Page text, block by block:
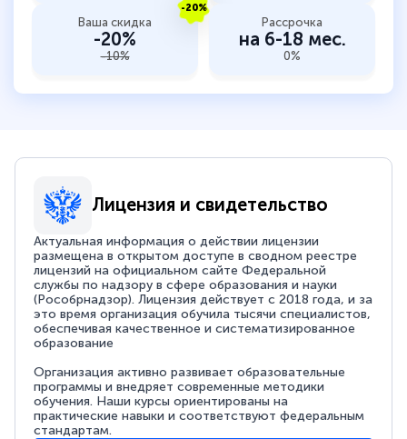
-20%
Ваша скидка
-20%
-10%
Рассрочка
на 6-18 мес.
0%
Лицензия и свидетельство
Актуальная информация о действии лицензии
размещена в открытом доступе в сводном реестре
лицензий на официальном сайте Федеральной
службы по надзору в сфере образования и науки
(Рособрнадзор). Лицензия действует с 2018 года, и за
это время организация обучила тысячи специалистов,
обеспечивая качественное и систематизированное
образование
Организация активно развивает образовательные
программы и внедряет современные методики
обучения. Наши курсы ориентированы на
практические навыки и соответствуют федеральным
стандартам.